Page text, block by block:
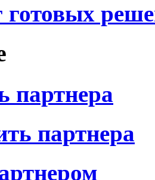
готовых
партнера
партнера